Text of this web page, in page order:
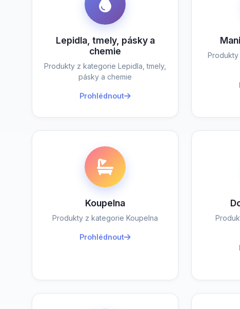
Lepidla, tmely, pásky a
chemie
Produkty z kategorie Lepidla, tmely,
pásky a chemie
Prohlédnout
Koupelna
Produkty z kategorie Koupelna
Prohlédnout